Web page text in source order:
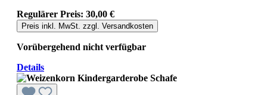
Regulärer Preis: 30,00 €
Preis inkl. MwSt. zzgl. Versandkosten
Vorübergehend nicht verfügbar
Details